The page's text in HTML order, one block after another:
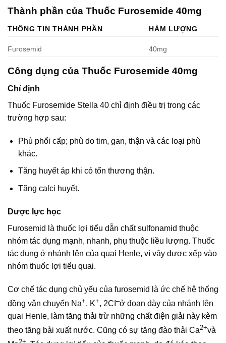
Thành phần của Thuốc Furosemide 40mg
THÔNG TIN THÀNH PHẦN HÀM LƯỢNG
Furosemid 40mg
Công dụng của Thuốc Furosemide 40mg
Chỉ định
Thuốc Furosemide Stella 40 chỉ định điều trị trong các
trường hợp sau:
Phù phổi cấp; phù do tim, gan, thận và các loại phù
khác.
Tăng huyết áp khi có tổn thương thận.
Tăng calci huyết.
Dược lực học
Furosemid là thuốc lợi tiểu dẫn chất sulfonamid thuộc
nhóm tác dụng mạnh, nhanh, phụ thuộc liều lượng. Thuốc
tác dụng ở nhánh lên của quai Henle, vì vậy được xếp vào
nhóm thuốc lợi tiểu quai.
Cơ chế tác dụng chủ yếu của furosemid là ức chế hệ thống
đồng vận chuyển Na+, K+, 2CI –ở đoạn dày của nhánh lên
quai Henle, làm tăng thải trừ những chất điện giải này kèm
theo tăng bài xuất nước. Cũng có sự tăng đào thải Ca2+và